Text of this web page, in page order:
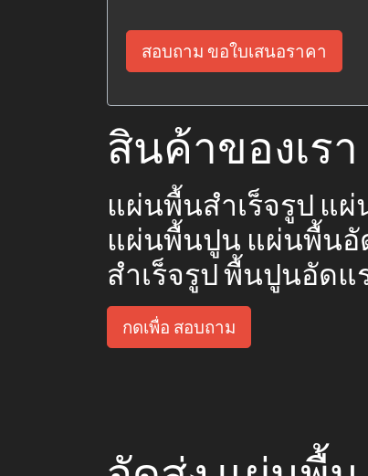
สอบถาม ขอใบเสนอราคา
สินค้าของเรา
แผ่นพื้นสำเร็จรูป แ
แผ่นพื้นปูน แผ่นพื้นอั
สำเร็จรูป พื้นปูนอัดแ
กดเพื่อ สอบถาม